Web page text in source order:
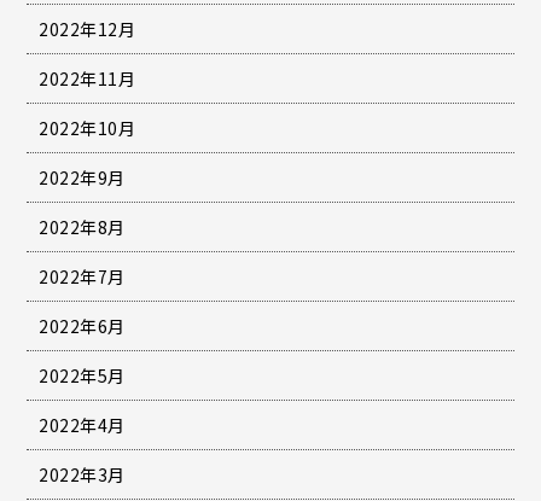
2022年12月
2022年11月
2022年10月
2022年9月
2022年8月
2022年7月
2022年6月
2022年5月
2022年4月
2022年3月